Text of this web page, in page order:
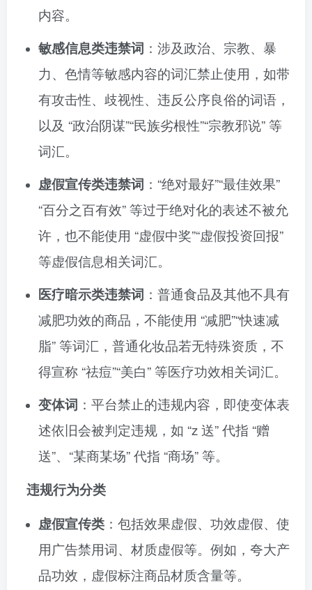
内容。
敏感信息类违禁词 ：涉及政治、宗教、暴
力、色情等敏感内容的词汇禁止使用，如带
有攻击性、歧视性、违反公序良俗的词语，
以及 “政治阴谋”“民族劣根性”“宗教邪说” 等
词汇。
虚假宣传类违禁词 ：“绝对最好”“最佳效果”
“百分之百有效” 等过于绝对化的表述不被允
许，也不能使用 “虚假中奖”“虚假投资回报”
等虚假信息相关词汇。
医疗暗示类违禁词 ：普通食品及其他不具有
减肥功效的商品，不能使用 “减肥”“快速减
脂” 等词汇，普通化妆品若无特殊资质，不
得宣称 “祛痘”“美白” 等医疗功效相关词汇。
变体词 ：平台禁止的违规内容，即使变体表
述依旧会被判定违规，如 “z 送” 代指 “赠
送”、“某商某场” 代指 “商场” 等。
违规行为分类
虚假宣传类 ：包括效果虚假、功效虚假、使
用广告禁用词、材质虚假等。例如，夸大产
品功效，虚假标注商品材质含量等。